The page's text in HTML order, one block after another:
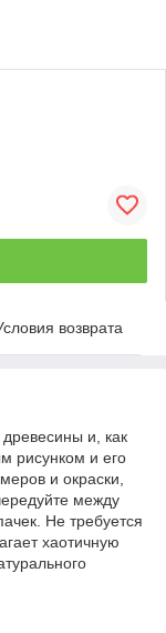
возврата
и, как
рисунком и его
и окраски,
между
Не требуется
хаотичную